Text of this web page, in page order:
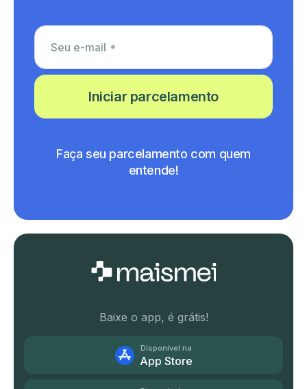
Seu e-mail
Iniciar parcelamento
Faça seu parcelamento com quem
entende!
Baixe o app, é grátis!
Disponível na
App Store